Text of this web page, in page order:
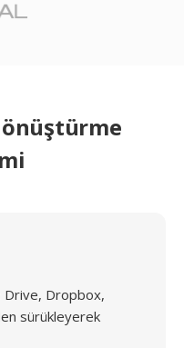
Drive, Dropbox,
sürükleyerek